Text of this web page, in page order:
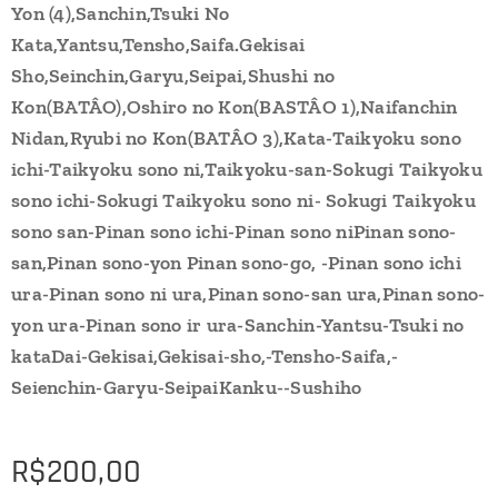
Yon (4),Sanchin,Tsuki No
Kata,Yantsu,Tensho,Saifa.Gekisai
Sho,Seinchin,Garyu,Seipai,Shushi no
Kon(BATÂO),Oshiro no Kon(BASTÂO 1),Naifanchin
Nidan,Ryubi no Kon(BATÂO 3),Kata-Taikyoku sono
ichi-Taikyoku sono ni,Taikyoku-san-Sokugi Taikyoku
sono ichi-Sokugi Taikyoku sono ni- Sokugi Taikyoku
sono san-Pinan sono ichi-Pinan sono niPinan sono-
san,Pinan sono-yon Pinan sono-go, -Pinan sono ichi
ura-Pinan sono ni ura,Pinan sono-san ura,Pinan sono-
yon ura-Pinan sono ir ura-Sanchin-Yantsu-Tsuki no
kataDai-Gekisai,Gekisai-sho,-Tensho-Saifa,-
Seienchin-Garyu-SeipaiKanku--Sushiho
R$200,00